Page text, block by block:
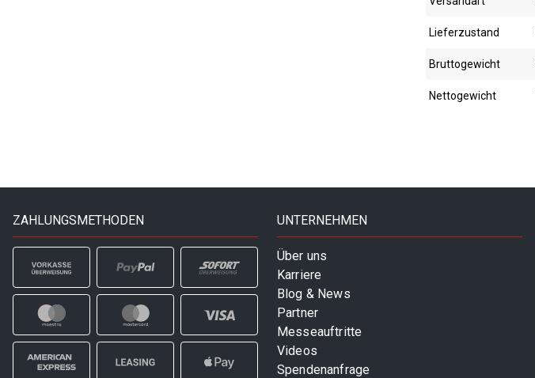
Lieferzustand
Bruttogewicht
Nettogewicht
ZAHLUNGSMETHODEN UNTERNEHMEN
Über uns
Karriere
Blog & News
Partner
Messeauftritte
Videos
Spendenanfrage